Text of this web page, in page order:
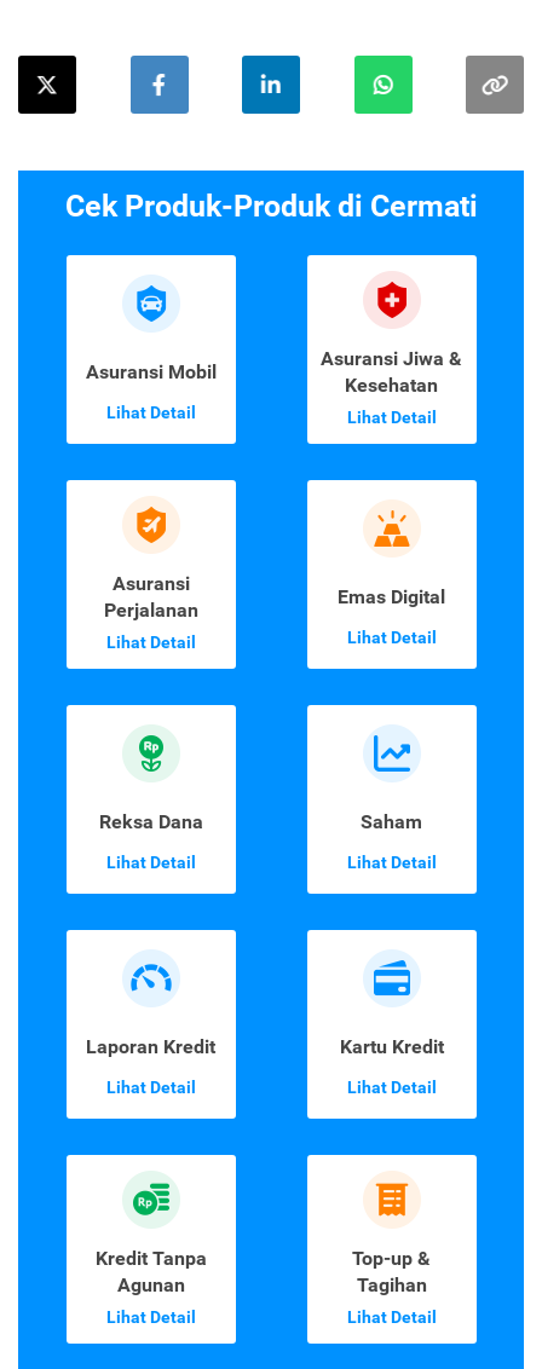
Cek Produk-Produk di Cermati
Asuransi Mobil
Lihat Detail
Asuransi Jiwa &
Kesehatan
Lihat Detail
Asuransi
Perjalanan
Lihat Detail
Emas Digital
Lihat Detail
Reksa Dana
Lihat Detail
Saham
Lihat Detail
Laporan Kredit
Lihat Detail
Kartu Kredit
Lihat Detail
Kredit Tanpa
Agunan
Lihat Detail
Top-up &
Tagihan
Lihat Detail